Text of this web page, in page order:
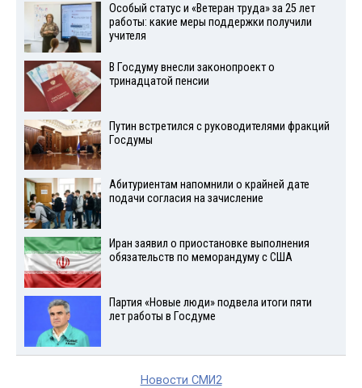
Особый статус и «Ветеран труда» за 25 лет
работы: какие меры поддержки получили
учителя
В Госдуму внесли законопроект о
тринадцатой пенсии
Путин встретился с руководителями фракций
Госдумы
Абитуриентам напомнили о крайней дате
подачи согласия на зачисление
Иран заявил о приостановке выполнения
обязательств по меморандуму с США
Партия «Новые люди» подвела итоги пяти
лет работы в Госдуме
Новости СМИ2